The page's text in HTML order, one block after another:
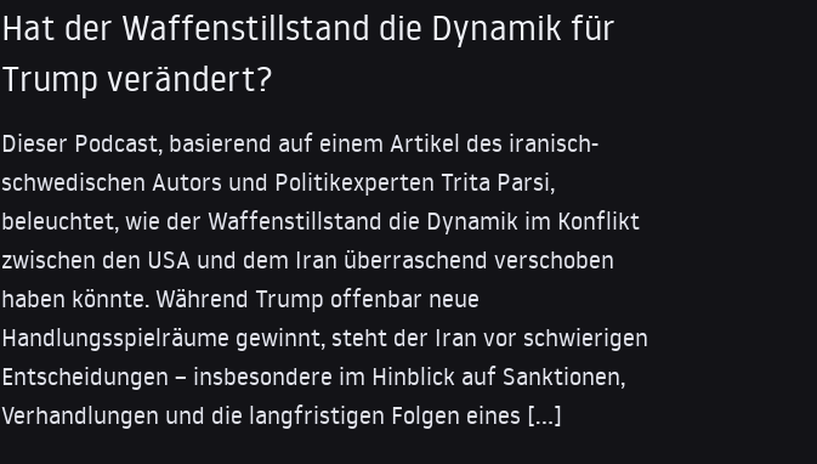
Hat der Waffenstillstand die Dynamik für
Trump verändert?
Dieser Podcast, basierend auf einem Artikel des iranisch-
schwedischen Autors und Politikexperten Trita Parsi,
beleuchtet, wie der Waffenstillstand die Dynamik im Konflikt
zwischen den USA und dem Iran überraschend verschoben
haben könnte. Während Trump offenbar neue
Handlungsspielräume gewinnt, steht der Iran vor schwierigen
Entscheidungen – insbesondere im Hinblick auf Sanktionen,
Verhandlungen und die langfristigen Folgen eines […]